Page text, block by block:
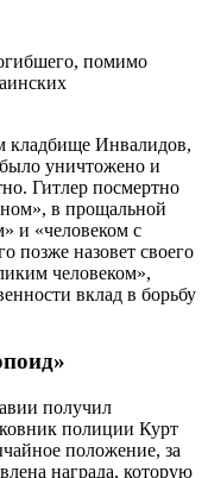
помимо
кладбище Инвалидов,
уничтожено и
Гитлер посмертно
в прощальной
и «человеком с
позже назовет своего
человеком»,
вклад в борьбу
получил
полиции Курт
положение, за
награда, которую